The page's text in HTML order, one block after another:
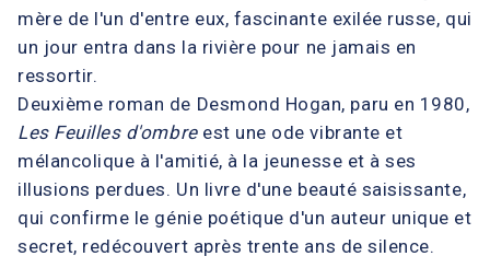
mère de l'un d'entre eux, fascinante exilée russe, qui
un jour entra dans la rivière pour ne jamais en
ressortir.
Deuxième roman de Desmond Hogan, paru en 1980,
Les Feuilles d'ombreest une ode vibrante et
mélancolique à l'amitié, à la jeunesse et à ses
illusions perdues. Un livre d'une beauté saisissante,
qui confirme le génie poétique d'un auteur unique et
secret, redécouvert après trente ans de silence.